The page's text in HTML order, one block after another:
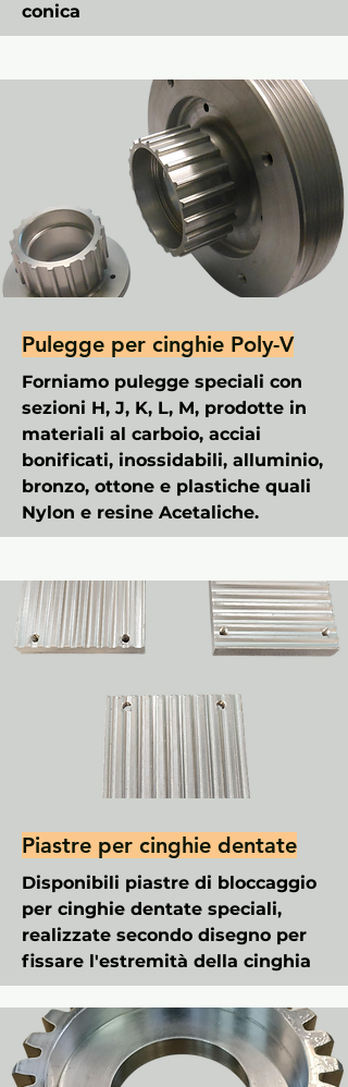
conica
Pulegge per cinghie Poly-V
Forniamo pulegge speciali con
sezioni H, J, K, L, M, prodotte in
materiali al carboio, acciai
bonificati, inossidabili, alluminio,
bronzo, ottone e plastiche quali
Nylon e resine Acetaliche.
Piastre per cinghie dentate
Disponibili piastre di bloccaggio
per cinghie dentate speciali,
realizzate secondo disegno per
fissare l'estremità della cinghia